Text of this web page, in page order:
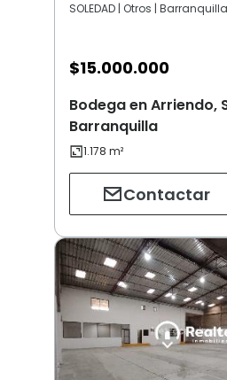
SOLEDAD | Otros | Barranquilla
$15.000.000
Bodega en Arriendo,
Barranquilla
Contactar